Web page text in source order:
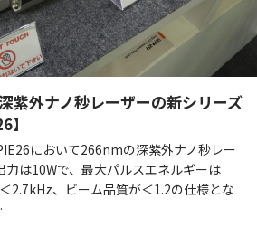
紫外ナノ秒レーザーの新シリーズ
において266nmの深紫外ナノ秒レー
力は10Wで、最大パルスエネルギーは
2.7kHz、ビーム品質が＜1.2の仕様とな